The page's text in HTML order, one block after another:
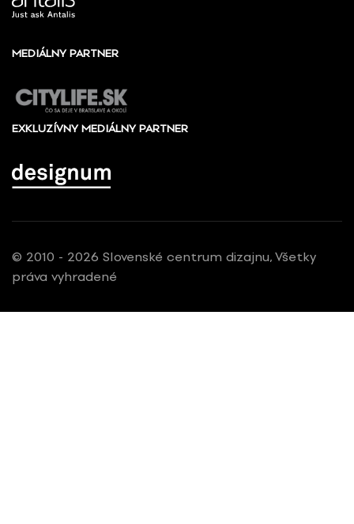
MEDIÁLNY PARTNER
EXKLUZÍVNY MEDIÁLNY PARTNER
© 2010 - 2026 Slovenské centrum dizajnu, Všetky
práva vyhradené